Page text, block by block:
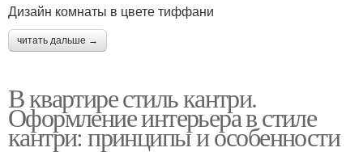
Дизайн комнаты в цвете тиффани
читать дальше →
В квартире стиль кантри.
Оформление интерьера в стиле
кантри: принципы и особенности